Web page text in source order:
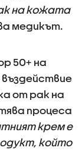
на кожата
медикът.
50+ на
от рак на
процеса
крем е
който